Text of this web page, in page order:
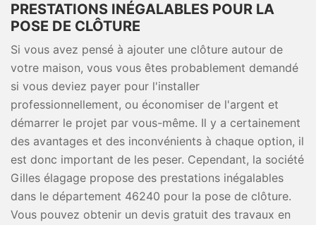
PRESTATIONS INÉGALABLES POUR LA
POSE DE CLÔTURE
Si vous avez pensé à ajouter une clôture autour de
votre maison, vous vous êtes probablement demandé
si vous deviez payer pour l'installer
professionnellement, ou économiser de l'argent et
démarrer le projet par vous-même. Il y a certainement
des avantages et des inconvénients à chaque option, il
est donc important de les peser. Cependant, la société
Gilles élagage propose des prestations inégalables
dans le département 46240 pour la pose de clôture.
Vous pouvez obtenir un devis gratuit des travaux en